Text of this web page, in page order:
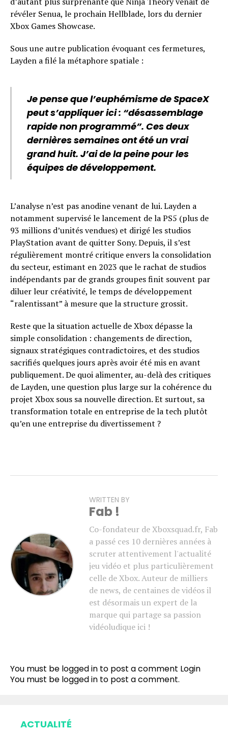
révéler Senua, le prochain Hellblade, lors du dernier
Xbox Games Showcase.
Sous une autre publication évoquant ces fermetures,
Layden a filé la métaphore spatiale :
Je pense que l’euphémisme de SpaceX
peut s’appliquer ici : “désassemblage
rapide non programmé”. Ces deux
dernières semaines ont été un vrai
grand huit. J’ai de la peine pour les
équipes de développement.
L’analyse n’est pas anodine venant de lui. Layden a
notamment supervisé le lancement de la PS5 (plus de
93 millions d’unités vendues) et dirigé les studios
PlayStation avant de quitter Sony. Depuis, il s’est
régulièrement montré critique envers la consolidation
du secteur, estimant en 2023 que le rachat de studios
indépendants par de grands groupes finit souvent par
diluer leur créativité, le temps de développement
“ralentissant” à mesure que la structure grossit.
Reste que la situation actuelle de Xbox dépasse la
simple consolidation : changements de direction,
signaux stratégiques contradictoires, et des studios
sacrifiés quelques jours après avoir été mis en avant
publiquement. De quoi alimenter, au-delà des critiques
de Layden, une question plus large sur la cohérence du
projet Xbox sous sa nouvelle direction. Et surtout, sa
transformation totale en entreprise de la tech plutôt
qu’en une entreprise du divertissement ?
WRITTEN BY
Fab !
Co-fondateur de Xboxsquad.fr, Fab
a passé ces 10 dernières années à
scruter attentivement l'actualité
jeu vidéo et plus particulièrement
celle de Xbox. Auteur de milliers
de news, de centaines de vidéos il
est désormais un expert de la
marque qui partage sa passion
vidéoludique ici !
You must be logged in to post a comment Login
You must be logged in to post a comment.
ACTUALITÉ